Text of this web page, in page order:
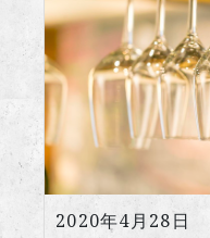
2020年4月28日